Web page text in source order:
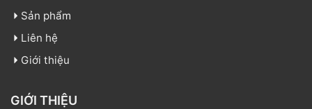
Sản phẩm
Liên hệ
Giới thiệu
GIỚI THIỆU